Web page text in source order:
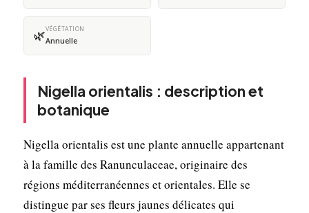
🌿VÉGÉTATION
Annuelle
Nigella orientalis : description et
botanique
Nigella orientalis est une plante annuelle appartenant
à la famille des Ranunculaceae, originaire des
régions méditerranéennes et orientales. Elle se
distingue par ses fleurs jaunes délicates qui